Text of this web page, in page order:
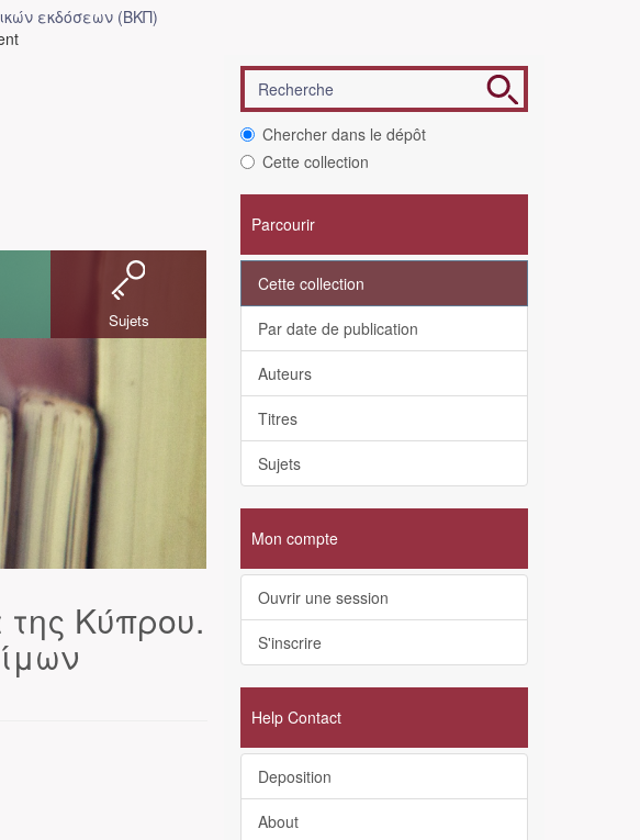
εκδόσεων (ΒΚΠ)
Sujets
της Κύπρου.
Chercher dans le dépôt
Cette collection
Parcourir
Cette collection
Par date de publication
Auteurs
Titres
Sujets
Mon compte
Ouvrir une session
S'inscrire
Help Contact
Deposition
About